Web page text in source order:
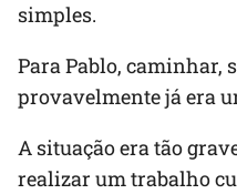
simples.
Para Pablo, caminhar,
provavelmente já era
A situação era tão
realizar um trabalho